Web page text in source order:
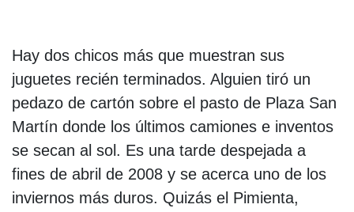
Hay dos chicos más que muestran sus
juguetes recién terminados. Alguien tiró un
pedazo de cartón sobre el pasto de Plaza San
Martín donde los últimos camiones e inventos
se secan al sol. Es una tarde despejada a
fines de abril de 2008 y se acerca uno de los
inviernos más duros. Quizás el Pimienta,